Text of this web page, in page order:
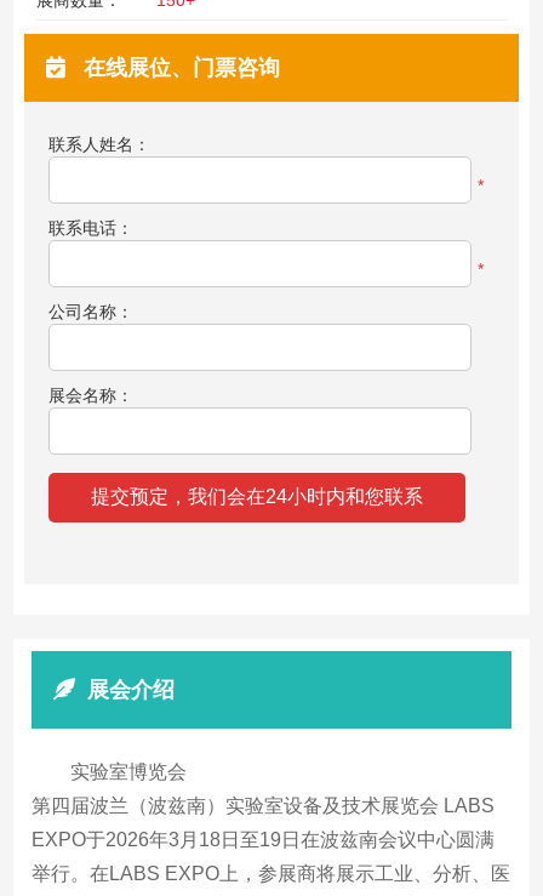
在线展位、门票咨询
联系人姓名：
*
联系电话：
*
公司名称：
展会名称：
展会介绍
实验室博览会
第四届波兰（波兹南）实验室设备及技术展览会 LABS
EXPO于2026年3月18日至19日在波兹南会议中心圆满
举行。在LABS EXPO上，参展商将展示工业、分析、医